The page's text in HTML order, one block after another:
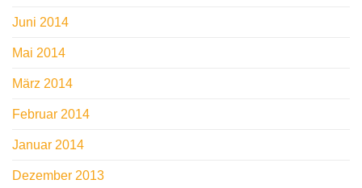
Juni 2014
Mai 2014
März 2014
Februar 2014
Januar 2014
Dezember 2013